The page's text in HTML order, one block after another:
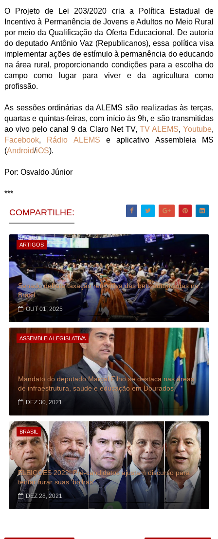
O Projeto de Lei 203/2020 cria a Política Estadual de
Incentivo à Permanência de Jovens e Adultos no Meio Rural
por meio da Qualificação da Oferta Educacional. De autoria
do deputado Antônio Vaz (Republicanos), essa política visa
implementar ações de estímulo à permanência do educando
na área rural, proporcionando condições para a escolha do
campo como lugar para viver e da agricultura como
profissão.
As sessões ordinárias da ALEMS são realizadas às terças,
quartas e quintas-feiras, com início às 9h, e são transmitidas
ao vivo pelo canal 9 da Claro Net TV, TV ALEMS,Youtube,
Facebook, Rádio ALEMS e aplicativo Assembleia MS
(Android/iOS).
Por: Osvaldo Júnior
***
COMPARTILHE:
ARTIGOS
Senado debate taxação retroativa das bets autorizadas no
Brasil
OUT 01, 2025
ASSEMBLEIA LEGISLATIVA
Mandato do deputado Marçal Filho se destaca nas áreas
de infraestrutura, saúde e educação em Dourados
DEZ 30, 2021
BRASIL
ELEIÇÕES 2022| Pré-candidatos ajustam discurso para
tentar furar suas 'bolhas'
DEZ 28, 2021